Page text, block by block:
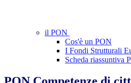
il PON
Cos'è un PON
I Fondi Strutturali
Scheda riassuntiva